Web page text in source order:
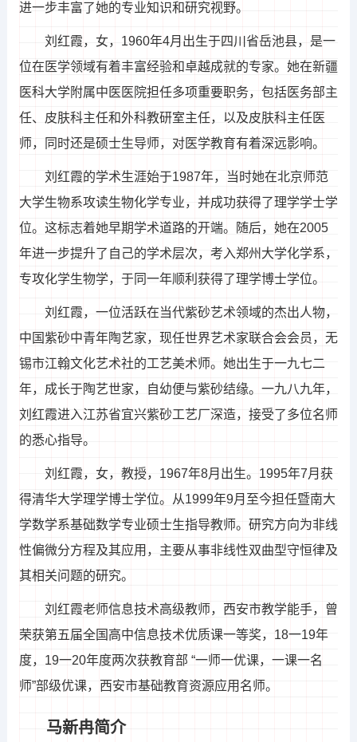
进一步丰富了她的专业知识和研究视野。
刘红霞，女，1960年4月出生于四川省岳池县，是一
位在医学领域有着丰富经验和卓越成就的专家。她在新疆
医科大学附属中医医院担任多项重要职务，包括医务部主
任、皮肤科主任和外科教研室主任，以及皮肤科主任医
师，同时还是硕士生导师，对医学教育有着深远影响。
刘红霞的学术生涯始于1987年，当时她在北京师范
大学生物系攻读生物化学专业，并成功获得了理学学士学
位。这标志着她早期学术道路的开端。随后，她在2005
年进一步提升了自己的学术层次，考入郑州大学化学系，
专攻化学生物学，于同一年顺利获得了理学博士学位。
刘红霞，一位活跃在当代紫砂艺术领域的杰出人物，
中国紫砂中青年陶艺家，现任世界艺术家联合会会员，无
锡市江翰文化艺术社的工艺美术师。她出生于一九七二
年，成长于陶艺世家，自幼便与紫砂结缘。一九八九年，
刘红霞进入江苏省宜兴紫砂工艺厂深造，接受了多位名师
的悉心指导。
刘红霞，女，教授，1967年8月出生。1995年7月获
得清华大学理学博士学位。从1999年9月至今担任暨南大
学数学系基础数学专业硕士生指导教师。研究方向为非线
性偏微分方程及其应用，主要从事非线性双曲型守恒律及
其相关问题的研究。
刘红霞老师信息技术高级教师，西安市教学能手，曾
荣获第五届全国高中信息技术优质课一等奖，18一19年
度，19一20年度两次获教育部 “一师一优课，一课一名
师”部级优课，西安市基础教育资源应用名师。
马新冉简介